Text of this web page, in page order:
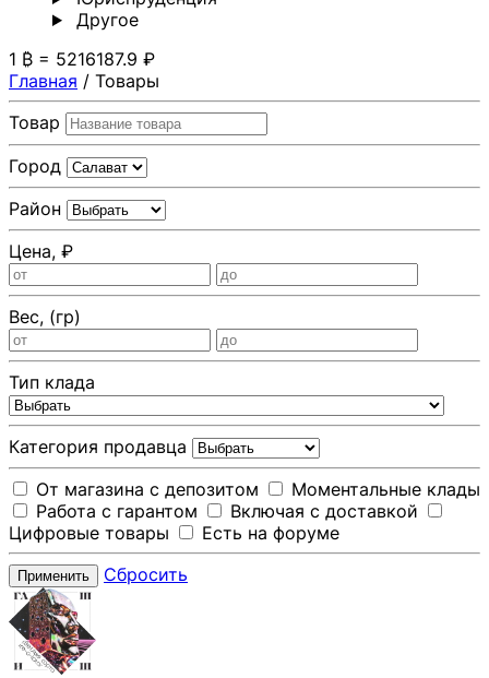
Другoе
1 ₿ = 5216187.9 ₽
Главная / Товары
Товар
Город
Район
Цена, ₽
Вес, (гр)
Тип клада
Категория продавца
От магазина с депозитом
Моментальные клады
Работа с гарантом
Включая с доставкой
Цифровые товары
Есть на форуме
Применить Сбросить